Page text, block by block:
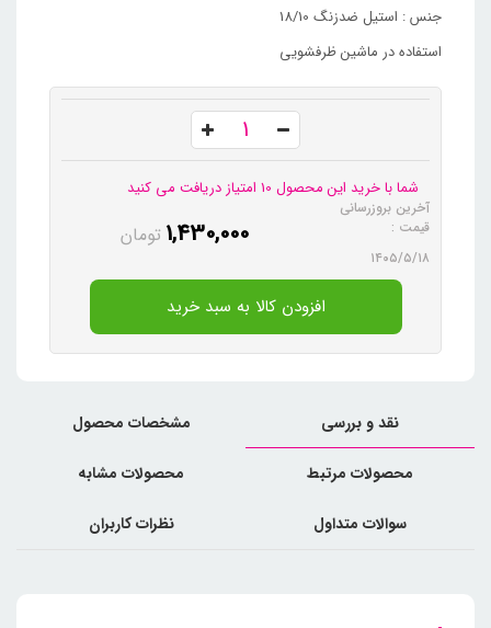
جنس : استیل ضدزنگ 18/10
استفاده در ماشین ظرفشویی
شما با خرید این محصول 10 امتیاز دریافت می کنید
آخرین بروزرسانی
قیمت :
۱۴۰۵/۵/۱۸
1,430,000 تومان
افزودن کالا به سبد خرید
نقد و بررسی مشخصات محصول
محصولات مرتبط محصولات مشابه
سوالات متداول نظرات کاربران